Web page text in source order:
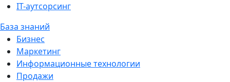
IT-аутсорсинг
База знаний
Бизнес
Маркетинг
Информационные технологии
Продажи